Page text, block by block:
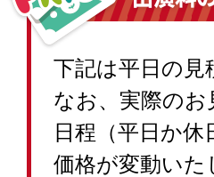
下記は平日の
なお、実際のお
日程（平日か
価格が変動いた